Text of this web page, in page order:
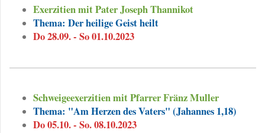
Exerzitien mit Pater Joseph Thannikot
Thema: Der heilige Geist heilt
Do 28.09. - So 01.10.2023
Schweigeexerzitien mit Pfarrer Fränz Muller
Thema: "Am Herzen des Vaters" (Jahannes 1,18)
Do 05.10. - So. 08.10.2023